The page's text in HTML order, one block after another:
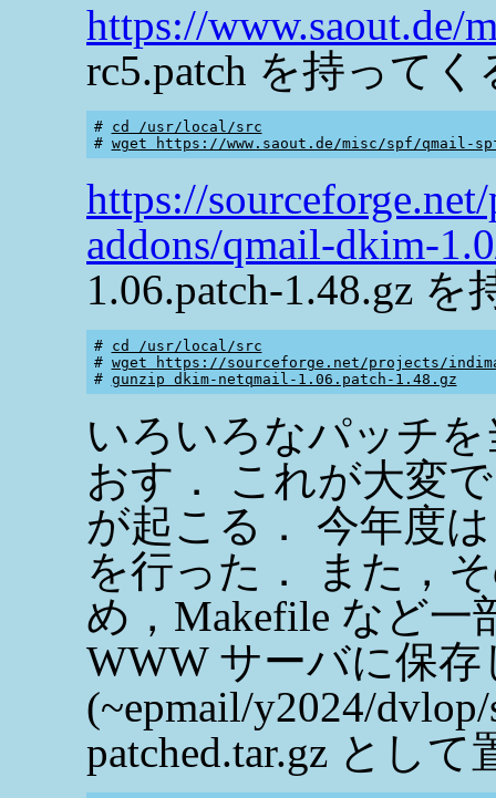
https://www.saout.de/
rc5.patch を持ってく
# cd /usr/local/src
# wget https://www.saout.de/misc/spf/qmail-
https://
addons/qmail-dkim-
1.06.patch-1.48.gz
# cd /usr/local/src
# wget https://sourceforge.net/projects/
# gunzip dkim-netqmail-1.06.patch-1.48.gz
いろいろなパッチ
おす． これが大変
が起こる． 今年度
を行った． また，
め，Makefile など一
WWW サーバに保
(~epmail/y2024/
patched.tar.gz とし